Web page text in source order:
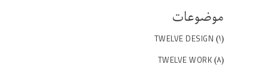
موضوعات
TWELVE DESIGN (۱)
TWELVE WORK (۸)